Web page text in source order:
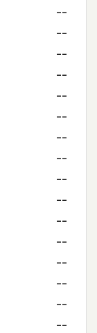
--
--
--
--
--
--
--
--
--
--
--
--
--
--
--
--